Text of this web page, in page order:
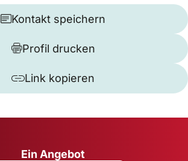
Kontakt speichern
Profil drucken
Link kopieren
Ein Angebot